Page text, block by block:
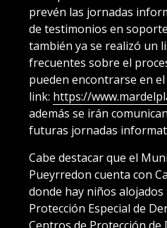
prevén las jornadas
de testimonios en
también ya se realizó un
frecuentes sobre el
pueden encontrarse en
link: https://
además se irán
futuras jornadas
Cabe destacar que el
Pueyrredon cuenta con
donde hay niños
Protección Especial de